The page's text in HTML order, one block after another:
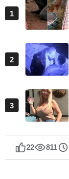
1
2
3
22 811